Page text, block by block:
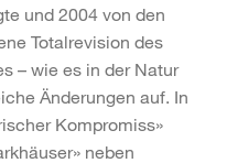
und 2004 von den
Totalrevision des
– wie es in der Natur
Änderungen auf. In
Kompromiss»
neben